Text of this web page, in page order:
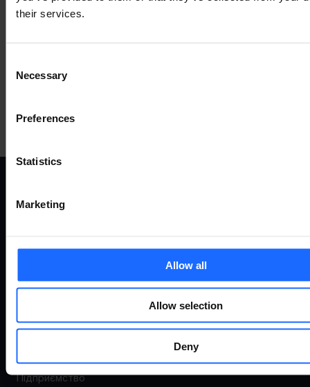
their services.
Selection
Necessary
Preferences
Statistics
Marketing
Allow all
Allow selection
Deny
COMPATIBLE
ВАРІАНТИ
ВИКОРИСТАННЯ
Енергоспоживання та комунальні послуги
Транспорт
Підприємство
Модеми
Аксесуари